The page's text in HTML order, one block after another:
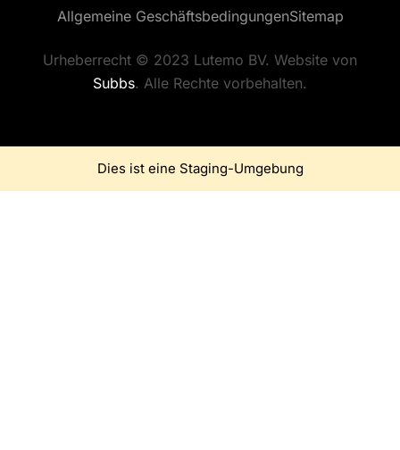
Urheberrecht © 2023 Lutemo BV. Website von
Subbs. Alle Rechte vorbehalten.
Allgemeine GeschäftsbedingungenSitemap
Dies ist eine Staging-Umgebung